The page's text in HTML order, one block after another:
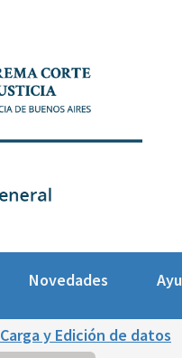
Novedades
Carga y Edición de datos